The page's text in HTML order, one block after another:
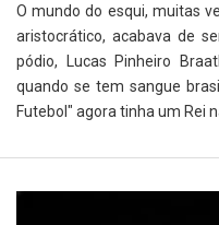
O mundo do esqui, muitas
aristocrático, acabava de
pódio, Lucas Pinheiro
quando se tem sangue
Futebol" agora tinha um Rei